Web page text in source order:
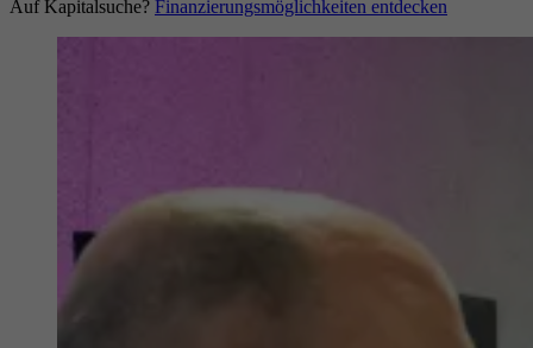
Auf Kapitalsuche? Finanzierungsmöglichkeiten entdecken